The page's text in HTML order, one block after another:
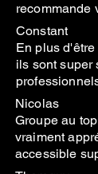
recommande
Constant
En plus
ils sont super
Nicolas
Groupe au
vraiment
accessible